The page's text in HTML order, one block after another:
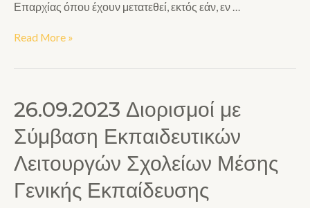
Επαρχίας όπου έχουν μετατεθεί, εκτός εάν, εν …
Read More »
26.09.2023 Διορισμοί με
Σύμβαση Εκπαιδευτικών
Λειτουργών Σχολείων Μέσης
Γενικής Εκπαίδευσης